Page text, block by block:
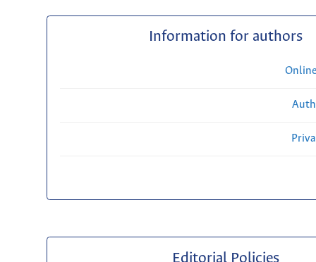
Information for authors
Editorial Policies